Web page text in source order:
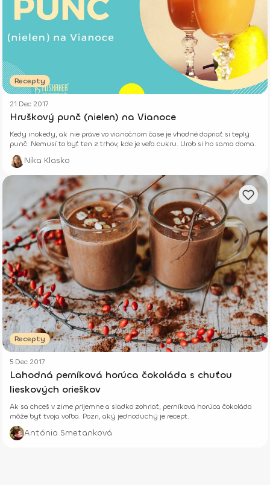
Recepty
21 Dec 2017
Hruškový punč (nielen) na Vianoce
Kedy inokedy, ak nie práve vo vianočnom čase je vhodné dopriať si teplý
punč. Nemusí to byť ten z trhov, kde je veľa cukru. Urob si ho sama doma.
Nika Klasko
Recepty
5 Dec 2017
Lahodná perníková horúca čokoláda s chuťou
lieskových orieškov
Ak sa chceš v zime príjemne a sladko zohriať, perníková horúca čokoláda
môže byť tvoja voľba. Pozri, aký jednoduchý je recept.
Antónia Smetanková